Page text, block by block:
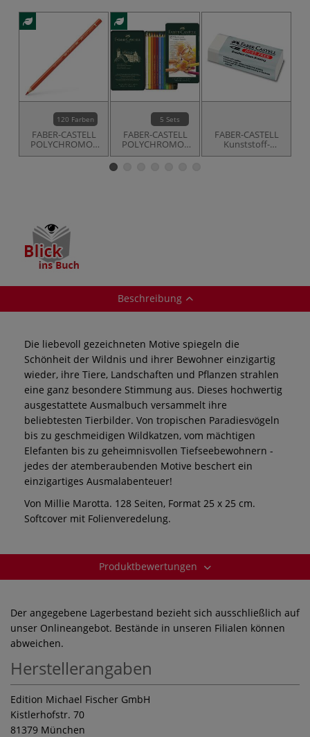
120 Farben
FABER-CASTELL
POLYCHROMOS
Künstler-
5 Sets
FABER-CASTELL
POLYCHROMOS
Künstler-
FABER-CASTELL
Kunststoff-
Radierer DUST-
Beschreibung
Die liebevoll gezeichneten Motive spiegeln die
Schönheit der Wildnis und ihrer Bewohner einzigartig
wieder, ihre Tiere, Landschaften und Pflanzen strahlen
eine ganz besondere Stimmung aus. Dieses hochwertig
ausgestattete Ausmalbuch versammelt ihre
beliebtesten Tierbilder. Von tropischen Paradiesvögeln
bis zu geschmeidigen Wildkatzen, vom mächtigen
Elefanten bis zu geheimnisvollen Tiefseebewohnern -
jedes der atemberaubenden Motive beschert ein
einzigartiges Ausmalabenteuer!
Von Millie Marotta. 128 Seiten, Format 25 x 25 cm.
Softcover mit Folienveredelung.
Produktbewertungen
Der angegebene Lagerbestand bezieht sich ausschließlich auf
unser Onlineangebot. Bestände in unseren Filialen können
abweichen.
Herstellerangaben
Edition Michael Fischer GmbH
Kistlerhofstr. 70
81379 München